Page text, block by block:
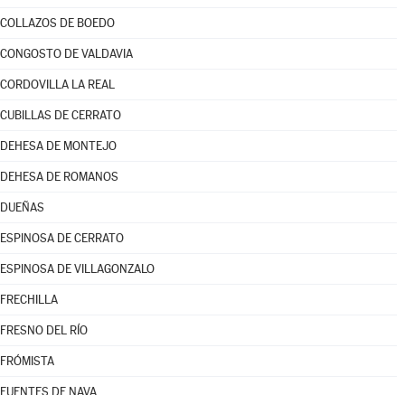
COLLAZOS DE BOEDO
CONGOSTO DE VALDAVIA
CORDOVILLA LA REAL
CUBILLAS DE CERRATO
DEHESA DE MONTEJO
DEHESA DE ROMANOS
DUEÑAS
ESPINOSA DE CERRATO
ESPINOSA DE VILLAGONZALO
FRECHILLA
FRESNO DEL RÍO
FRÓMISTA
FUENTES DE NAVA